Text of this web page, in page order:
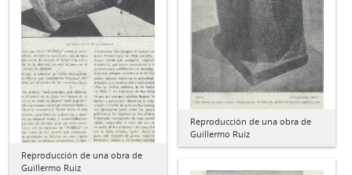
Reproducción de una obra de
Guillermo Ruiz
Reproducción de una obra de
Guillermo Ruiz